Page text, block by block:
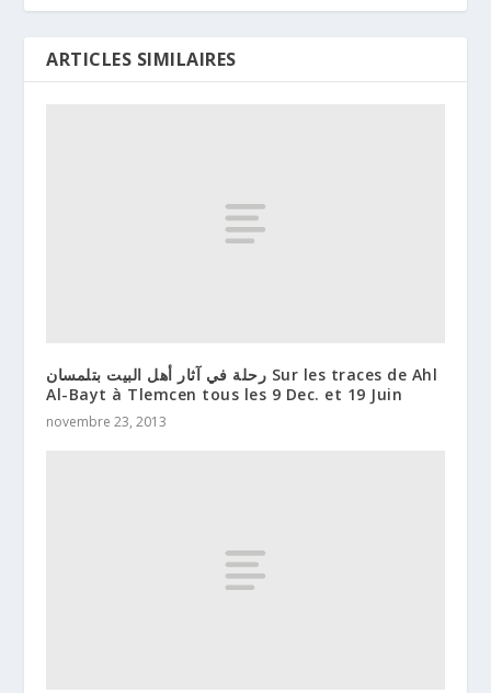
ARTICLES SIMILAIRES
رحلة في آثار أهل البيت بتلمسان Sur les traces de Ahl
Al-Bayt à Tlemcen tous les 9 Dec. et 19 Juin
novembre 23, 2013